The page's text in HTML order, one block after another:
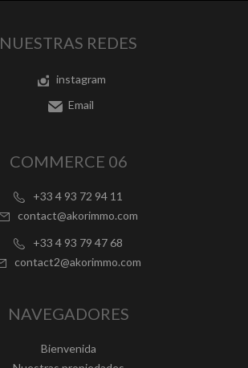
NUESTRAS REDES
instagram
Email
COMMERCE 06
+33 4 93 72 94 11
contact@akorimmo.com
+33 4 93 79 47 68
contact2@akorimmo.com
NAVEGADORES
Bienvenida